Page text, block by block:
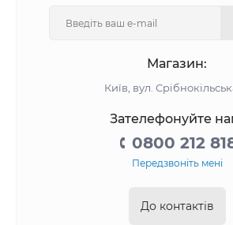
Магазин:
Київ, вул.
Зателефонуйте
0800 212
Передзвоніть мені
До контактів